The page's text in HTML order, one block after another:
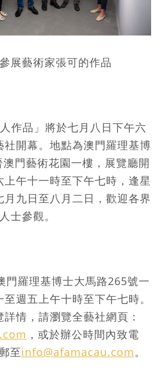
展藝術家張可的作品
作品」將於七月八日下午六
社開幕。地點為澳門羅理基博
門藝術花園一樓，展覽廳開
午十一時至下午七時，逢星
九日至八月二日，歡迎各界
人士參觀。
門羅理基博士大馬路265號一
週五上午十時至下午七時。
情，請瀏覽全藝社網頁：
，或於辦公時間內致電
至info@afamacau.com。